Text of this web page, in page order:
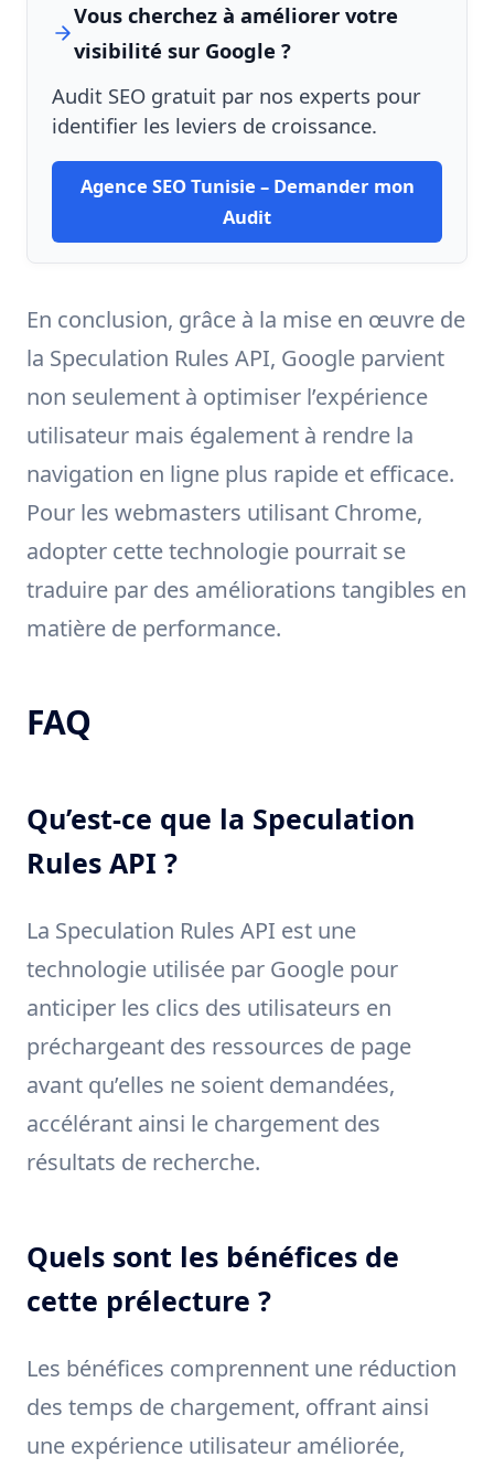
Vous cherchez à améliorer votre
visibilité sur Google ?
Audit SEO gratuit par nos experts pour
identifier les leviers de croissance.
Agence SEO Tunisie – Demander mon
Audit
En conclusion, grâce à la mise en œuvre de
la Speculation Rules API, Google parvient
non seulement à optimiser l’expérience
utilisateur mais également à rendre la
navigation en ligne plus rapide et efficace.
Pour les webmasters utilisant Chrome,
adopter cette technologie pourrait se
traduire par des améliorations tangibles en
matière de performance.
FAQ
Qu’est-ce que la Speculation
Rules API ?
La Speculation Rules API est une
technologie utilisée par Google pour
anticiper les clics des utilisateurs en
préchargeant des ressources de page
avant qu’elles ne soient demandées,
accélérant ainsi le chargement des
résultats de recherche.
Quels sont les bénéfices de
cette prélecture ?
Les bénéfices comprennent une réduction
des temps de chargement, offrant ainsi
une expérience utilisateur améliorée,